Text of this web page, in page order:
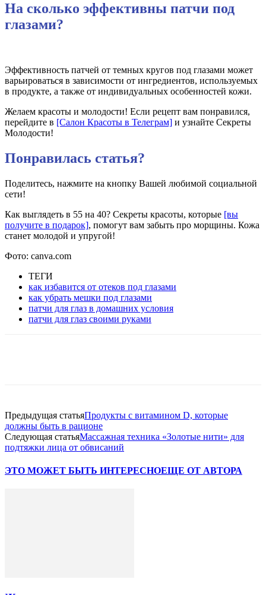
На сколько эффективны патчи под
глазами?
Эффективность патчей от темных кругов под глазами может
варьироваться в зависимости от ингредиентов, используемых
в продукте, а также от индивидуальных особенностей кожи.
Желаем красоты и молодости! Если рецепт вам понравился,
перейдите в [Салон Красоты в Телеграм] и узнайте Секреты
Молодости!
Понравилась статья?
Поделитесь, нажмите на кнопку Вашей любимой социальной
сети!
Как выглядеть в 55 на 40? Секреты красоты, которые [вы
получите в подарок], помогут вам забыть про морщины. Кожа
станет молодой и упругой!
Фото: canva.com
ТЕГИ
как избавится от отеков под глазами
как убрать мешки под глазами
патчи для глаз в домашних условия
патчи для глаз своими руками
Предыдущая статьяПродукты с витамином D, которые
должны быть в рационе
Следующая статьяМассажная техника «Золотые нити» для
подтяжки лица от обвисаний
ЭТО МОЖЕТ БЫТЬ ИНТЕРЕСНОЕЩЕ ОТ АВТОРА